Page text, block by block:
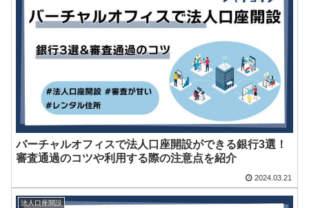
バーチャルオフィスで法人口座開設ができる銀行3選！
審査通過のコツや利用する際の注意点を紹介
2024.03.21
法人口座開設